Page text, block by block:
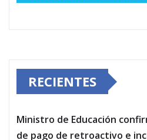
RECIENTES
Ministro de Educación
de pago de retroactivo e